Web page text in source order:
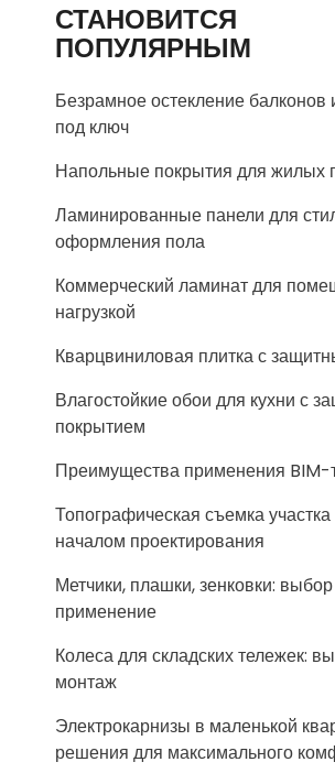
СТАНОВИТСЯ
ПОПУЛЯРНЫМ
Безрамное остекление балконов
под ключ
Напольные покрытия для жилых
Ламинированные панели для
оформления пола
Коммерческий ламинат для
нагрузкой
Кварцвиниловая плитка с
Влагостойкие обои для кухни с
покрытием
Преимущества применения BIM-
Топографическая съемка
началом проектирования
Метчики, плашки, зенковки:
применение
Колеса для складских тележек:
монтаж
Электрокарнизы в маленькой
решения для максимального